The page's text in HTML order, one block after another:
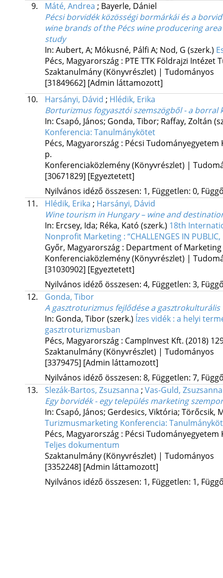
9.
Máté, Andrea ; Bayerle, Dániel
Pécsi borvidék közösségi bormárkái és a
wine brands of the Pécs wine producering
study
In: Aubert, A; Mókusné, Pálfi A; Nod, G (szerk.)
Pécs, Magyarország : PTE TTK Földrajzi Intézet
Szaktanulmány (Könyvrészlet) | Tudományos
[31849662] [Admin láttamozott]
10.
Harsányi, Dávid ; Hlédik, Erika
Borturizmus fogyasztói szemszögből - a borral
In: Csapó, János; Gonda, Tibor; Raffay, Zoltán
Konferencia: Tanulmánykötet
Pécs, Magyarország : Pécsi Tudományegyetem
p.
Konferenciaközlemény (Könyvrészlet) |
[30671829] [Egyeztetett]
Nyilvános idéző összesen: 1, Független: 0,
11.
Hlédik, Erika ; Harsányi, Dávid
Wine tourism in Hungary – wine and
In: Ercsey, Ida; Réka, Kató (szerk.) 18th
Nonprofit Marketing : “CHALLENGES IN PUBLIC,
Győr, Magyarország : Department of
Konferenciaközlemény (Könyvrészlet) |
[31030902] [Egyeztetett]
Nyilvános idéző összesen: 4, Független: 3,
12.
Gonda, Tibor
A gasztroturizmus fejlődése a
In: Gonda, Tibor (szerk.) Ízes vidék : a helyi
gasztroturizmusban
Pécs, Magyarország : CampInvest Kft. (2018)
Szaktanulmány (Könyvrészlet) | Tudományos
[3379475] [Admin láttamozott]
Nyilvános idéző összesen: 8, Független: 7,
13.
Slezák-Bartos, Zsuzsanna ; Vas-Guld, Zsuzsanna
Egy borvidék - egy település marketing
In: Csapó, János; Gerdesics, Viktória; Törőcsik,
Turizmusmarketing Konferencia:
Pécs, Magyarország : Pécsi Tudományegyetem
Teljes dokumentum
Szaktanulmány (Könyvrészlet) | Tudományos
[3352248] [Admin láttamozott]
Nyilvános idéző összesen: 1, Független: 1,